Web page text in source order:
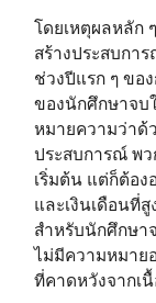
โดยเหตุผลหลัก
สร้างประสบกา
ช่วงปีแรก ๆ ขอ
ของนักศึกษาจบ
หมายความว่าด้
ประสบการณ์ พว
เริ่มต้น แต่ก็ต้อง
และเงินเดือนที่
สำหรับนักศึกษาจ
ไม่มีความหมาย
ที่คาดหวังจากเ